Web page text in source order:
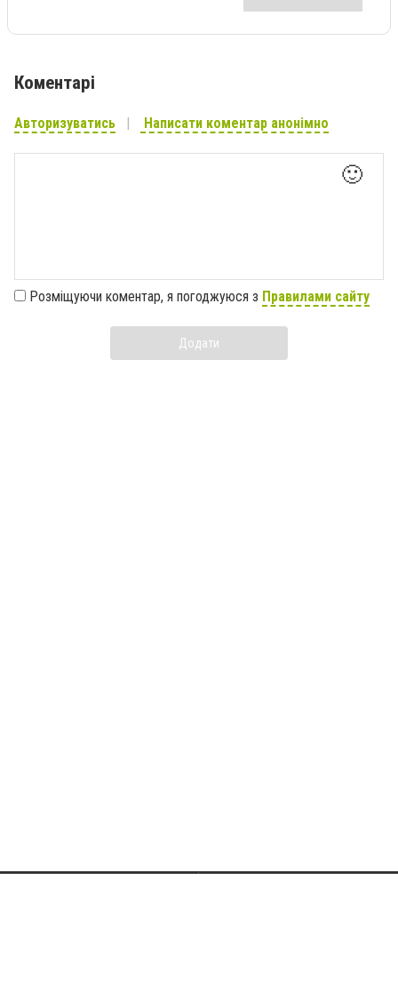
Коментарі
Авторизуватись Написати коментар анонімно
🙂
Розміщуючи коментар, я погоджуюся з Правилами сайту
Додати